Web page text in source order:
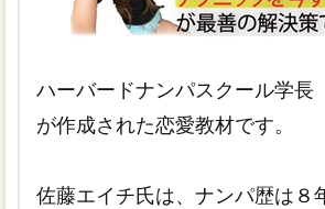
ハーバードナンパスクール学
が作成された恋愛教材です。
佐藤エイチ氏は、ナンパ歴は８